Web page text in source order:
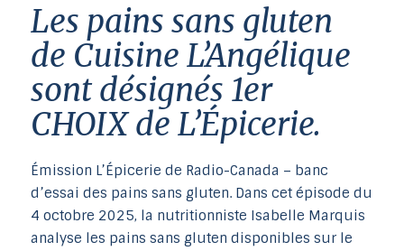
Les pains sans gluten
de Cuisine L’Angélique
sont désignés 1er
CHOIX de L’Épicerie.
Émission L’Épicerie de Radio-Canada – banc
d’essai des pains sans gluten. Dans cet épisode du
4 octobre 2025, la nutritionniste Isabelle Marquis
analyse les pains sans gluten disponibles sur le